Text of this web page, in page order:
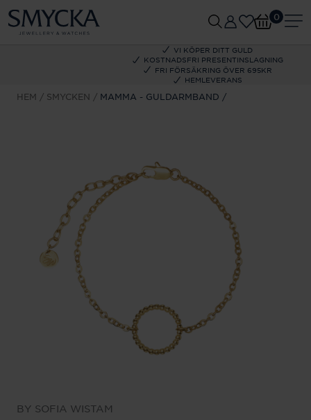
VI KÖPER DITT GULD
KOSTNADSFRI PRESENTINSLAGNING
FRI FÖRSÄKRING ÖVER 695KR
HEMLEVERANS
0
HEM SMYCKEN MAMMA - GULDARMBAND
BY SOFIA WISTAM